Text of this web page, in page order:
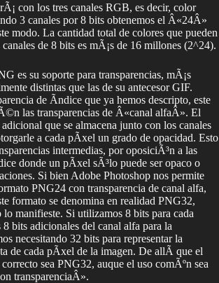
con los tres canales RGB, es decir, color
3 canales por 8 bits obtenemos el Â«24Â»
modo. La cantidad total de colores que pueden
canales de 8 bits es mÃ¡s de 16 millones (2^24).
es su soporte para transparencias, mÃ¡s
distintas que las de su antecesor GIF.
de Ã­ndice que ya hemos descripto, este
las transparencias de Â«canal alfaÂ». El
que se almacena junto con los canales
a cada pÃ­xel un grado de opacidad. Esto
intermedias, por oposiciÃ³n a las
donde un pÃ­xel sÃ³lo puede ser opaco o
Si bien Adobe Photoshop nos permite
PNG24 con transparencia de canal alfa,
formato se denomina en realidad PNG32,
lo manifieste. Si utilizamos 8 bits para cada
bits adicionales del canal alfa para la
necesitando 32 bits para representar la
de cada pÃ­xel de la imagen. De allÃ­ que el
sea PNG32, auque el uso comÃºn sea
transparenciaÂ».